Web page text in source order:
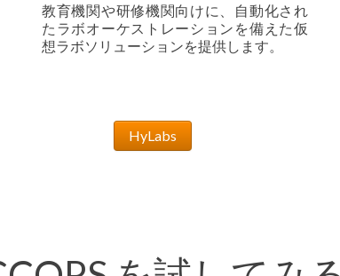
教育機関や研修機関向けに、自動化され
たラボオーケストレーションを備えた仮
想ラボソリューションを提供します。
HyLabs